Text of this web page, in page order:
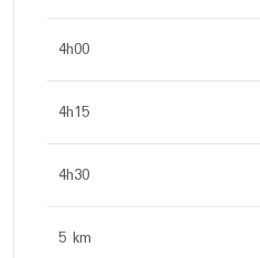
4h00
4h15
4h30
5 km